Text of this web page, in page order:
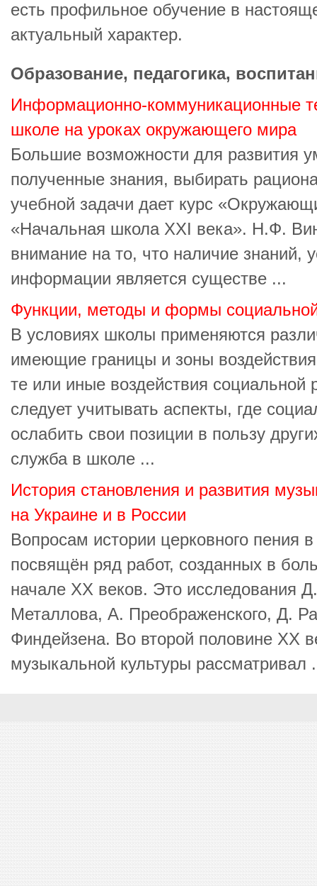
есть профильное обучение в
актуальный характер.
Образование, педагогика,
Информационно-коммуникационные
школе на уроках окружающего мира
Большие возможности для развития
полученные знания, выбирать
учебной задачи дает курс
«Начальная школа XXI века». Н.Ф.
внимание на то, что наличие знаний,
информации является существе ...
Функции, методы и формы
В условиях школы применяются
имеющие границы и зоны
те или иные воздействия социальной
следует учитывать аспекты, где
ослабить свои позиции в пользу
служба в школе ...
История становления и развития
на Украине и в России
Вопросам истории церковного пения
посвящён ряд работ, созданных в
начале ХХ веков. Это исследования
Металлова, А. Преображенского, Д.
Финдейзена. Во второй половине ХХ
музыкальной культуры рассматривал